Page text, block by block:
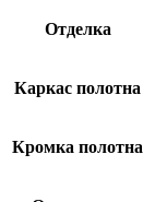
Отделка
Каркас полотна
Кромка полотна